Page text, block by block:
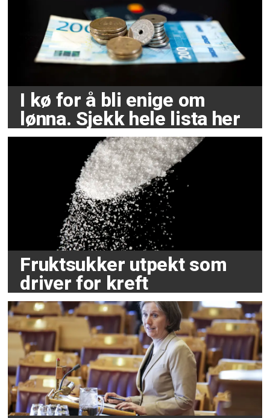
I kø for å bli enige om
lønna. Sjekk hele lista her
Fruktsukker utpekt som
driver for kreft